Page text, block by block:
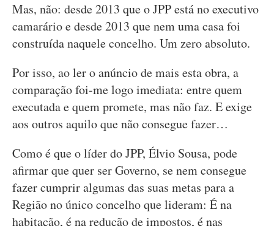
Mas, não: desde 2013 que o JPP está no executivo
camarário e desde 2013 que nem uma casa foi
construída naquele concelho. Um zero absoluto.
Por isso, ao ler o anúncio de mais esta obra, a
comparação foi-me logo imediata: entre quem
executada e quem promete, mas não faz. E exige
aos outros aquilo que não consegue fazer…
Como é que o líder do JPP, Élvio Sousa, pode
afirmar que quer ser Governo, se nem consegue
fazer cumprir algumas das suas metas para a
Região no único concelho que lideram: É na
habitação, é na redução de impostos, é nas